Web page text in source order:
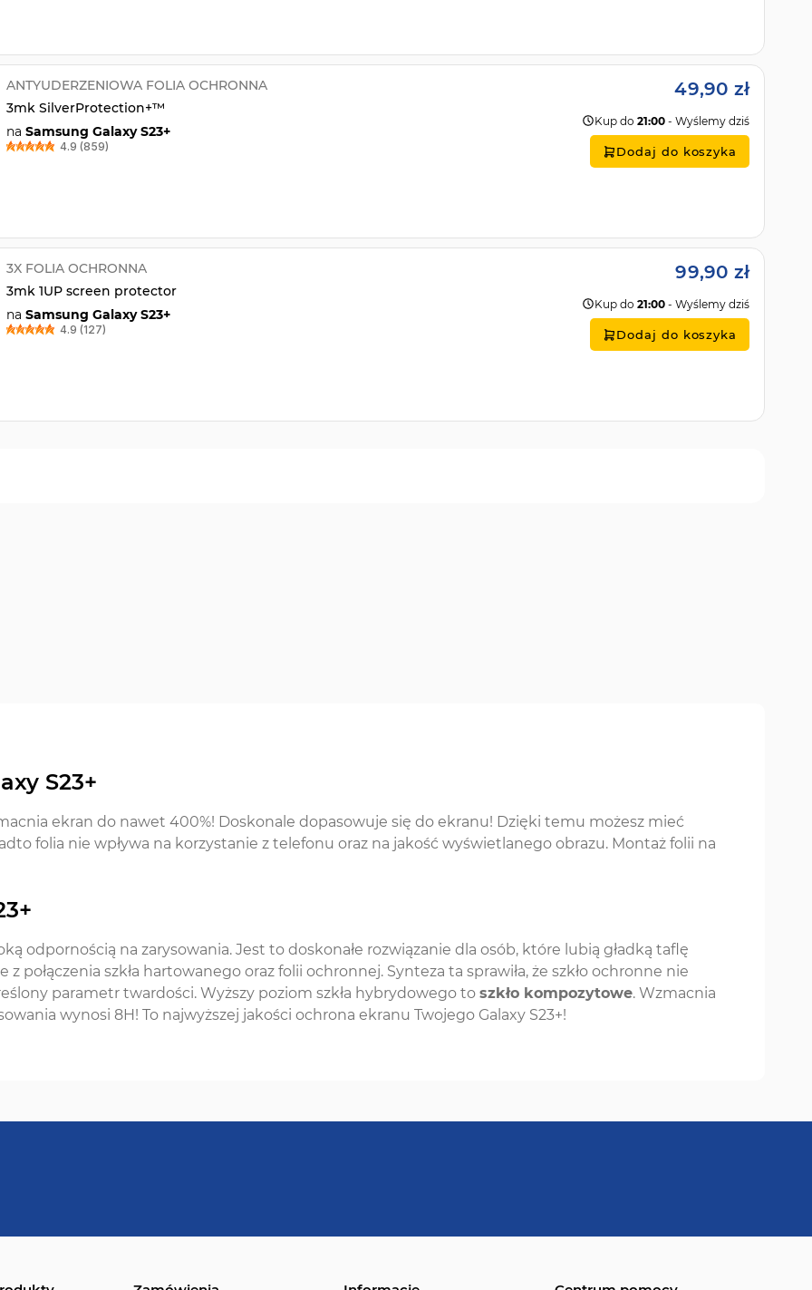
ANTYUDERZENIOWA FOLIA OCHRONNA
3mk SilverProtection+™
na Samsung Galaxy S23+
4.9 (859)
49,90 zł
Kup do 21:00 - Wyślemy dziś
Dodaj do koszyka
3X FOLIA OCHRONNA
3mk 1UP screen protector
na Samsung Galaxy S23+
4.9 (127)
99,90 zł
Kup do 21:00 - Wyślemy dziś
Dodaj do koszyka
S23+
ekran do nawet 400%! Doskonale dopasowuje się do ekranu! Dzięki temu możesz mieć
folia nie wpływa na korzystanie z telefonu oraz na jakość wyświetlanego obrazu. Montaż folii na
odpornością na zarysowania. Jest to doskonałe rozwiązanie dla osób, które lubią gładką taflę
z połączenia szkła hartowanego oraz folii ochronnej. Synteza ta sprawiła, że szkło ochronne nie
parametr twardości. Wyższy poziom szkła hybrydowego to szkło kompozytowe. Wzmacnia
wynosi 8H! To najwyższej jakości ochrona ekranu Twojego Galaxy S23+!